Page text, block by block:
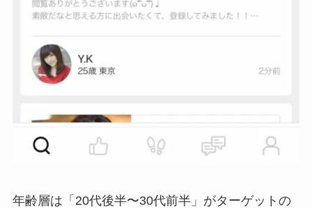
年齢層は「20代後半〜30代前半」がターゲットの